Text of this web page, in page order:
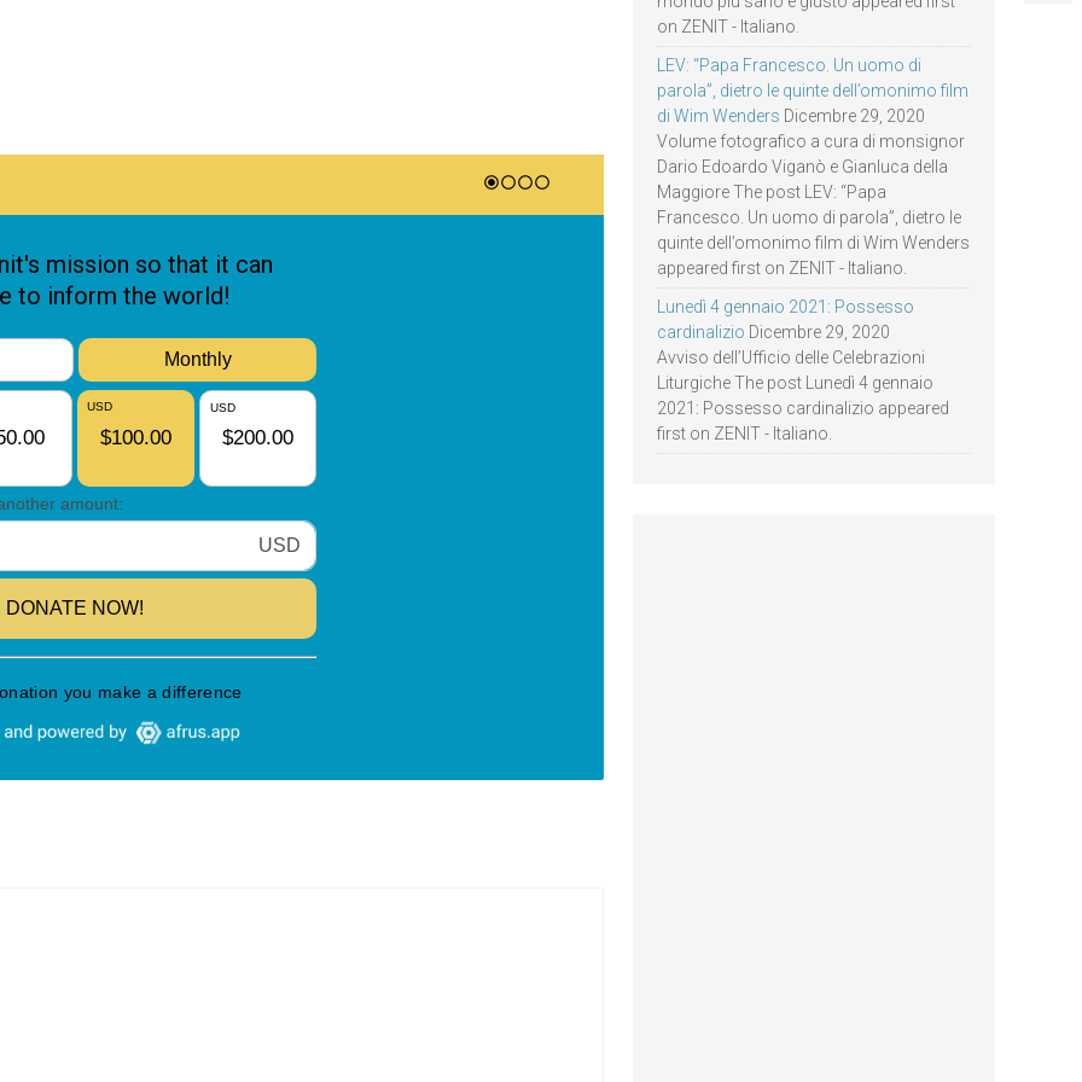
on ZENIT - Italiano.
LEV: “Papa Francesco. Un uomo di
parola”, dietro le quinte dell’omonimo film
di Wim Wenders Dicembre 29, 2020
Volume fotografico a cura di monsignor
Dario Edoardo Viganò e Gianluca della
Maggiore The post LEV: “Papa
Francesco. Un uomo di parola”, dietro le
quinte dell’omonimo film di Wim Wenders
appeared first on ZENIT - Italiano.
Lunedì 4 gennaio 2021: Possesso
cardinalizio Dicembre 29, 2020
Avviso dell’Ufficio delle Celebrazioni
Liturgiche The post Lunedì 4 gennaio
2021: Possesso cardinalizio appeared
first on ZENIT - Italiano.